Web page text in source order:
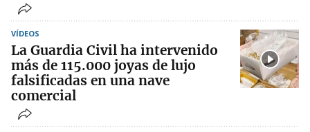
VÍDEOS
La Guardia Civil ha intervenido
más de 115.000 joyas de lujo
falsificadas en una nave
comercial